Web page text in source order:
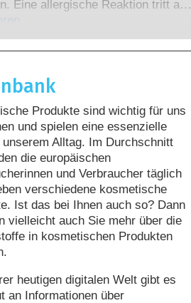
denen die Unternehmen
sind, decken alle
des Hormonsystems.
Eine allergische Reaktion tritt auf,
einer Person auf
Ein Stoff, der eine allergische
wird als Allergen
Kosmetika und
die bei manchen Menschen eine
können. Das bedeutet jedoch
das Produkt für andere Personen
ist.
Produkte sind wichtig für uns
und spielen eine essenzielle
unserem Alltag. Im Durchschnitt
die europäischen
und Verbraucher täglich
verschiedene kosmetische
Ist das bei Ihnen auch so? Dann
vielleicht auch Sie mehr über die
in kosmetischen Produkten
heutigen digitalen Welt gibt es
an Informationen über